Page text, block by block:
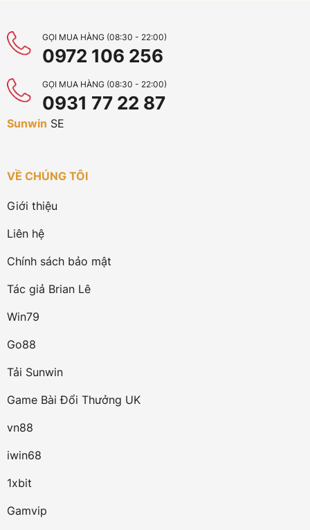
GỌI MUA HÀNG (08:30 - 22:00)
0972 106 256
GỌI MUA HÀNG (08:30 - 22:00)
0931 77 22 87
Sunwin SE
VỀ CHÚNG TÔI
Giới thiệu
Liên hệ
Chính sách bảo mật
Tác giả Brian Lê
Win79
Go88
Tải Sunwin
Game Bài Đổi Thưởng UK
vn88
iwin68
1xbit
Gamvip